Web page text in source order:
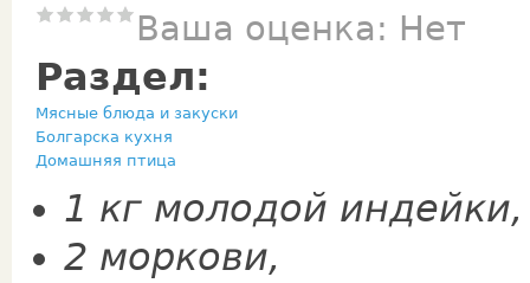
Ваша оценка: Нет
Раздел:
Мясные блюда и закуски
Болгарска кухня
Домашняя птица
1 кг молодой индейки,
2 моркови,